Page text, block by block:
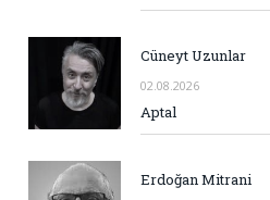
Cüneyt Uzunlar
02.08.2026
Aptal
Erdoğan Mitrani